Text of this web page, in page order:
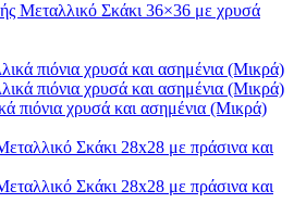
Μεταλλικό Σκάκι 36×36 με χρυσά
πιόνια χρυσά και ασημένια (Μικρά)